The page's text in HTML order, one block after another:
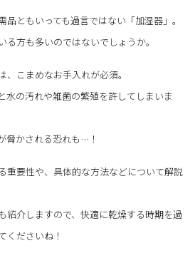
ともいっても過言ではない「加湿器」。
方も多いのではないでしょうか。
こまめなお手入れが必須。
水の汚れや雑菌の繁殖を許してしまいま
脅かされる恐れも…！
重要性や、具体的な方法などについて解説
紹介しますので、快適に乾燥する時期を過
くださいね！